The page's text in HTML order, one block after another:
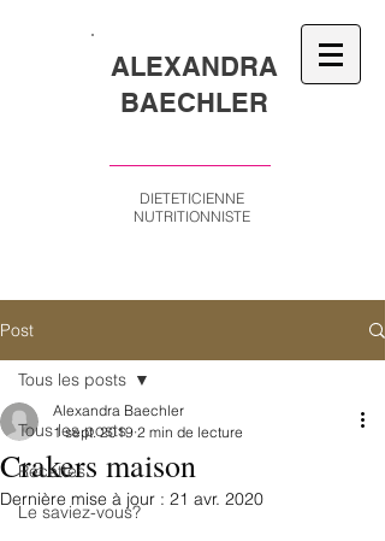
ALEXANDRA
BAECHLER
DIETETICIENNE
NUTRITIONNISTE
Post
Tous les posts
Recettes
Le saviez-vous?
Tous les posts
Crakers maison
Alexandra Baechler
1 sept. 2019 2 min de lecture
Dernière mise à jour : 21 avr. 2020